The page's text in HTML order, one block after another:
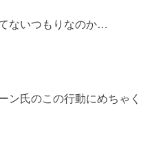
ないつもりなのか…
ン氏のこの行動にめちゃく